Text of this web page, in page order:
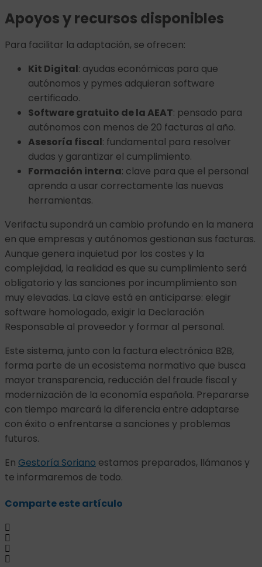
Apoyos y recursos disponibles
Para facilitar la adaptación, se ofrecen:
Kit Digital: ayudas económicas para que
autónomos y pymes adquieran software
certificado.
Software gratuito de la AEAT: pensado para
autónomos con menos de 20 facturas al año.
Asesoría fiscal: fundamental para resolver
dudas y garantizar el cumplimiento.
Formación interna: clave para que el personal
aprenda a usar correctamente las nuevas
herramientas.
Verifactu supondrá un cambio profundo en la manera
en que empresas y autónomos gestionan sus facturas.
Aunque genera inquietud por los costes y la
complejidad, la realidad es que su cumplimiento será
obligatorio y las sanciones por incumplimiento son
muy elevadas. La clave está en anticiparse: elegir
software homologado, exigir la Declaración
Responsable al proveedor y formar al personal.
Este sistema, junto con la factura electrónica B2B,
forma parte de un ecosistema normativo que busca
mayor transparencia, reducción del fraude fiscal y
modernización de la economía española. Prepararse
con tiempo marcará la diferencia entre adaptarse
con éxito o enfrentarse a sanciones y problemas
futuros.
En Gestoría Soriano estamos preparados, llámanos y
te informaremos de todo.
Comparte este artículo